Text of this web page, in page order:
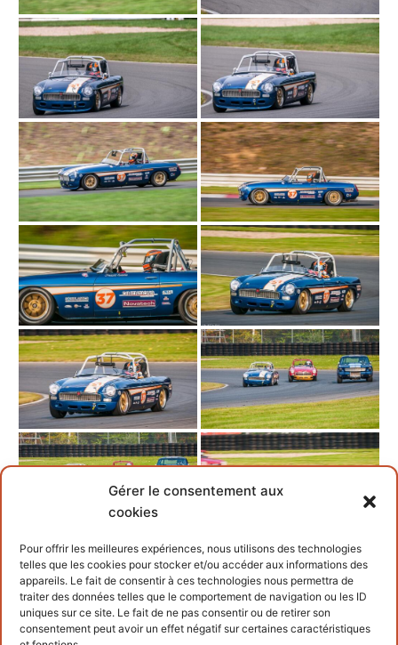
Gérer le consentement aux
cookies
Pour offrir les meilleures expériences, nous utilisons des technologies
telles que les cookies pour stocker et/ou accéder aux informations des
appareils. Le fait de consentir à ces technologies nous permettra de
traiter des données telles que le comportement de navigation ou les ID
uniques sur ce site. Le fait de ne pas consentir ou de retirer son
consentement peut avoir un effet négatif sur certaines caractéristiques